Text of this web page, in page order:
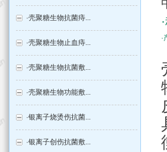
·
·壳聚糖生物抗菌痔...
·壳聚糖生物止血痔...
·壳聚糖生物抗菌敷...
·壳聚糖生物功能敷...
·银离子烧烫伤抗菌...
·银离子创伤抗菌敷...